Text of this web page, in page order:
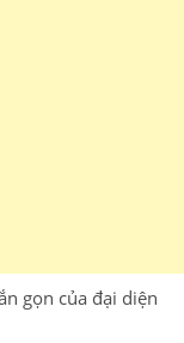
gọn của đại diện